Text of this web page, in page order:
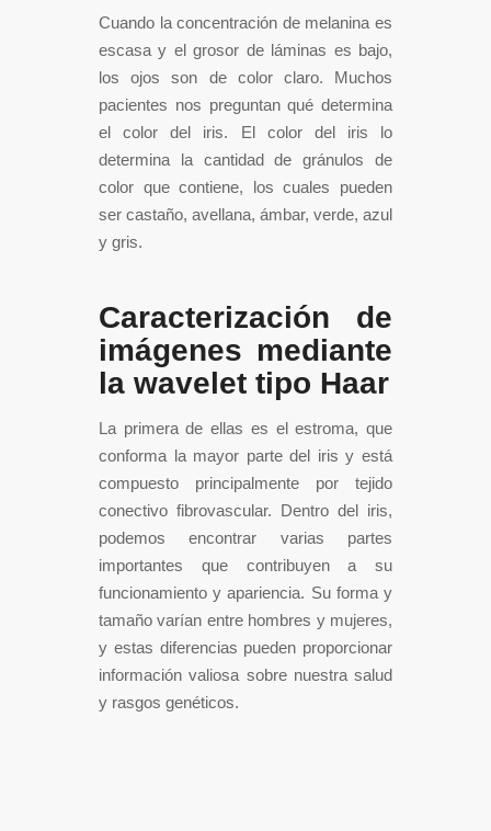
Cuando la concentración de melanina es
escasa y el grosor de láminas es bajo,
los ojos son de color claro. Muchos
pacientes nos preguntan qué determina
el color del iris. El color del iris lo
determina la cantidad de gránulos de
color que contiene, los cuales pueden
ser castaño, avellana, ámbar, verde, azul
y gris.
Caracterización de
imágenes mediante
la wavelet tipo Haar
La primera de ellas es el estroma, que
conforma la mayor parte del iris y está
compuesto principalmente por tejido
conectivo fibrovascular. Dentro del iris,
podemos encontrar varias partes
importantes que contribuyen a su
funcionamiento y apariencia. Su forma y
tamaño varían entre hombres y mujeres,
y estas diferencias pueden proporcionar
información valiosa sobre nuestra salud
y rasgos genéticos.